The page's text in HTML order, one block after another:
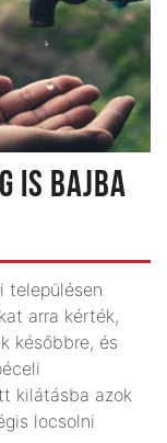
IS BAJBA
településen
arra kérték,
későbbre, és
kilátásba azok
locsolni